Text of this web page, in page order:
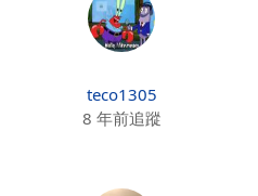
teco1305
8 年前追蹤